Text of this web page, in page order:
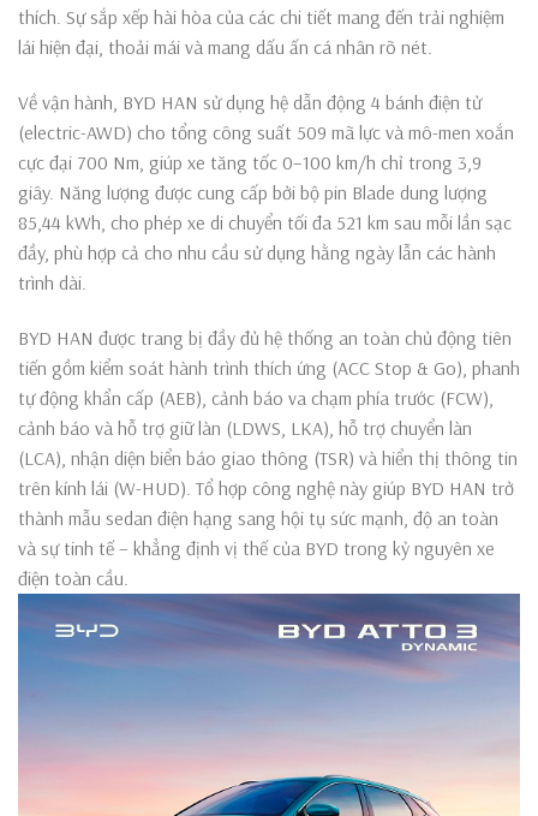
thích. Sự sắp xếp hài hòa của các chi tiết mang đến trải nghiệm
lái hiện đại, thoải mái và mang dấu ấn cá nhân rõ nét.
Về vận hành, BYD HAN sử dụng hệ dẫn động 4 bánh điện tử
(electric-AWD) cho tổng công suất 509 mã lực và mô-men xoắn
cực đại 700 Nm, giúp xe tăng tốc 0–100 km/h chỉ trong 3,9
giây. Năng lượng được cung cấp bởi bộ pin Blade dung lượng
85,44 kWh, cho phép xe di chuyển tối đa 521 km sau mỗi lần sạc
đầy, phù hợp cả cho nhu cầu sử dụng hằng ngày lẫn các hành
trình dài.
BYD HAN được trang bị đầy đủ hệ thống an toàn chủ động tiên
tiến gồm kiểm soát hành trình thích ứng (ACC Stop & Go), phanh
tự động khẩn cấp (AEB), cảnh báo va chạm phía trước (FCW),
cảnh báo và hỗ trợ giữ làn (LDWS, LKA), hỗ trợ chuyển làn
(LCA), nhận diện biển báo giao thông (TSR) và hiển thị thông tin
trên kính lái (W-HUD). Tổ hợp công nghệ này giúp BYD HAN trở
thành mẫu sedan điện hạng sang hội tụ sức mạnh, độ an toàn
và sự tinh tế – khẳng định vị thế của BYD trong kỷ nguyên xe
điện toàn cầu.